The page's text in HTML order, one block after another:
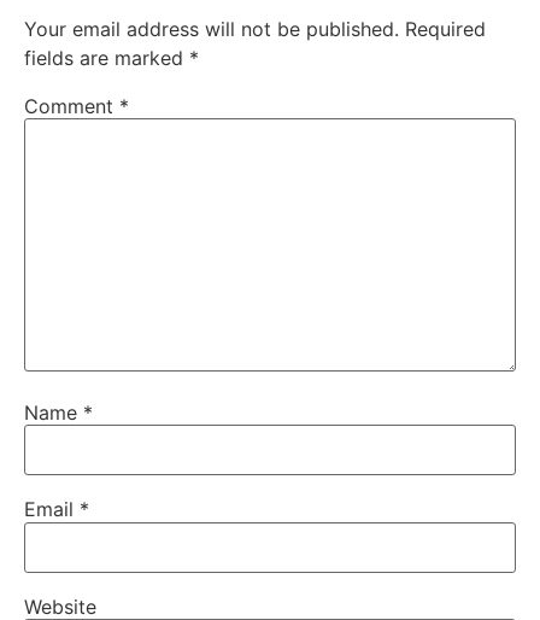
Your email address will not be published. Required
fields are marked *
Comment *
Name *
Email *
Website